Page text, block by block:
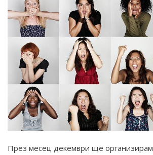
През месец декември ще